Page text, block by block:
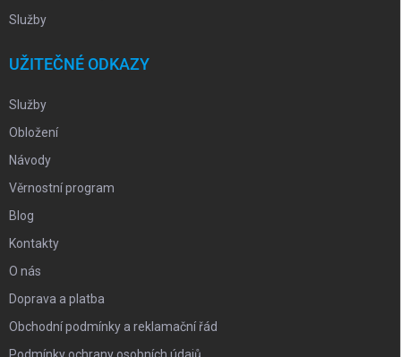
Služby
UŽITEČNÉ ODKAZY
Služby
Obložení
Návody
Věrnostní program
Blog
Kontakty
O nás
Doprava a platba
Obchodní podmínky a reklamační řád
Podmínky ochrany osobních údajů